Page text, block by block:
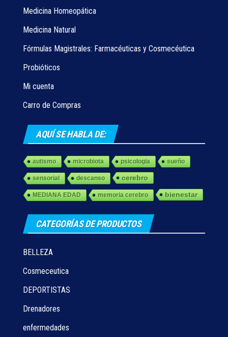
Medicina Homeopática
Medicina Natural
Fórmulas Magistrales: Farmacéuticas y Cosmecéutica
Probióticos
Mi cuenta
Carro de Compras
AQUÍ SE HABLA DE:
autismo microbiota psicologia sueño
sensorial descanso cerebro
MEDIANA EDAD memoria cerebro bienestar
CATEGORÍAS DE PRODUCTOS
BELLEZA
Cosmeceutica
DEPORTISTAS
Drenadores
enfermedades